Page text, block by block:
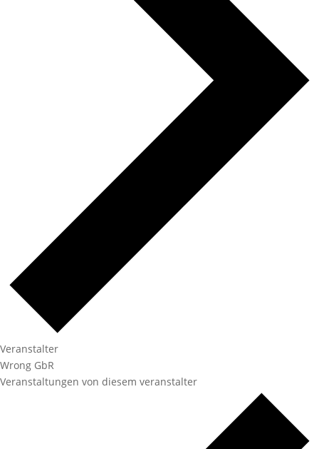
Veranstalter
Wrong GbR
Veranstaltungen von diesem veranstalter